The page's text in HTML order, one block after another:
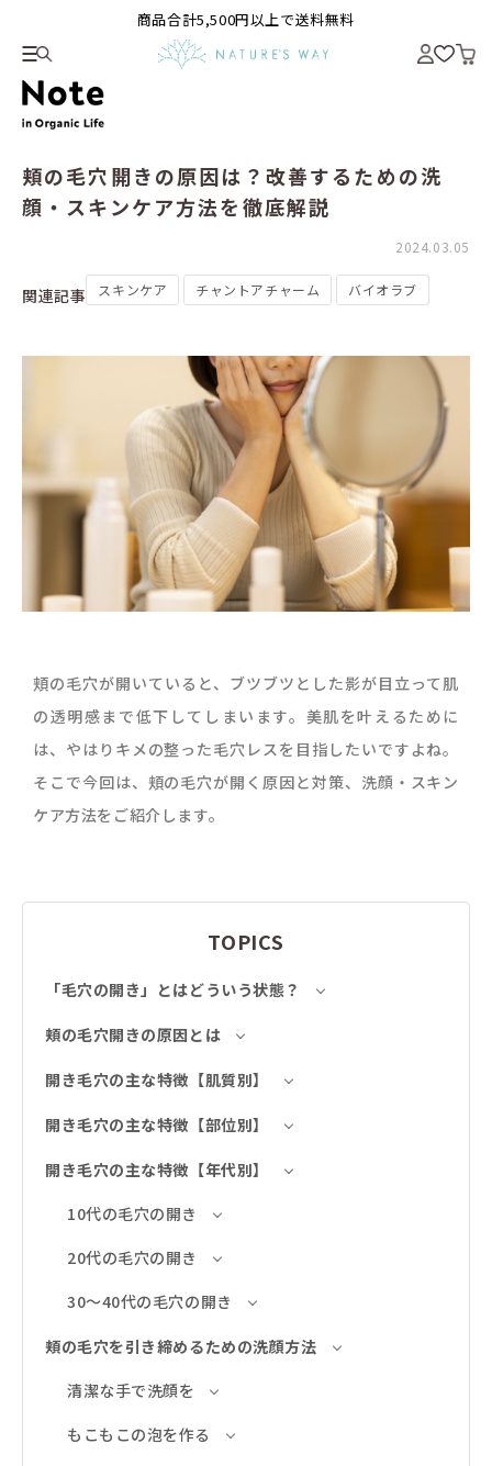
商品合計5,500円以上で送料無料
頬の毛穴開きの原因は？改善するための洗
顔・スキンケア方法を徹底解説
2024.03.05
関連記事 スキンケア チャントアチャーム バイオラブ
頬の毛穴が開いていると、ブツブツとした影が目立って肌
の透明感まで低下してしまいます。美肌を叶えるために
は、やはりキメの整った毛穴レスを目指したいですよね。
そこで今回は、頬の毛穴が開く原因と対策、洗顔・スキン
ケア方法をご紹介します。
TOPICS
「毛穴の開き」とはどういう状態？
頬の毛穴開きの原因とは
開き毛穴の主な特徴【肌質別】
開き毛穴の主な特徴【部位別】
開き毛穴の主な特徴【年代別】
10代の毛穴の開き
20代の毛穴の開き
30～40代の毛穴の開き
頬の毛穴を引き締めるための洗顔方法
清潔な手で洗顔を
もこもこの泡を作る